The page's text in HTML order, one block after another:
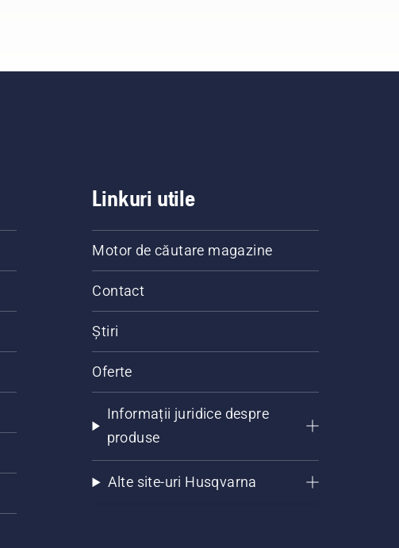
Linkuri utile
Motor de căutare magazine
Contact
Știri
Oferte
Informații juridice despre
produse
Alte site-uri Husqvarna